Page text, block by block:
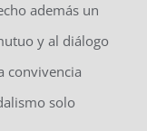
además un
y al diálogo
convivencia
solo